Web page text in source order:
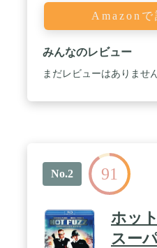
Amazonで
みんなのレビュー
まだレビューはありませ
No.2 91
ホッ
スー